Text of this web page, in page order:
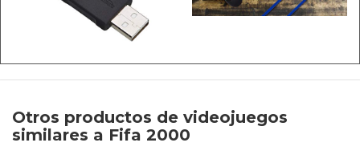
Otros productos de videojuegos
similares a Fifa 2000